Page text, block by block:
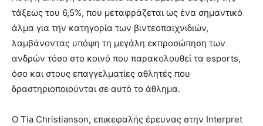
τάξεως του 6,5%, που μεταφράζεται ως ένα σημαντικό
άλμα για την κατηγορία των βιντεοπαιχνιδιών,
λαμβάνοντας υπόψη τη μεγάλη εκπροσώπηση των
ανδρών τόσο στο κοινό που παρακολουθεί τα esports,
όσο και στους επαγγελματίες αθλητές που
δραστηριοποιούνται σε αυτό το άθλημα.
Ο Tia Christianson, επικεφαλής έρευνας στην Interpret